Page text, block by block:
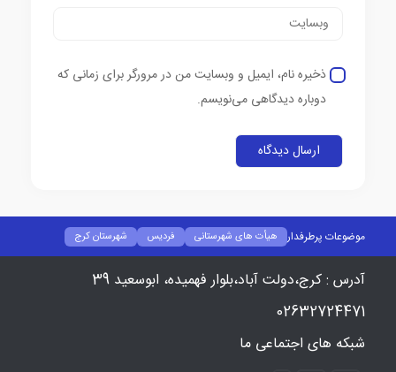
ذخیره نام، ایمیل و وبسایت من در مرورگر برای زمانی که
دوباره دیدگاهی می‌نویسم.
موضوعات پرطرفدار هیأت های شهرستانی فردیس
شهرستان کرج
ساوجبلاغ
گزارش تصویری کمیته ها هان مادانگ
مسابقات
سازمان لیگ
داوران پیشکسوتان پومسه
رویداد
بخشنامه مسابقات
آدرس : کرج،دولت آباد،بلوار فهمیده، ابوسعید 39
02632724471
شبکه های اجتماعی ما